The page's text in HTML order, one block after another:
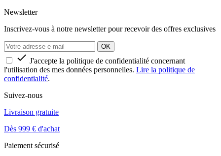
Newsletter
Inscrivez-vous à notre newsletter pour recevoir des offres exclusives
 J'accepte la politique de confidentialité concernant
l'utilisation des mes données personnelles. Lire la politique de
confidentialité.
Suivez-nous
Livraison gratuite
Dès 999 € d'achat
Paiement sécurisé